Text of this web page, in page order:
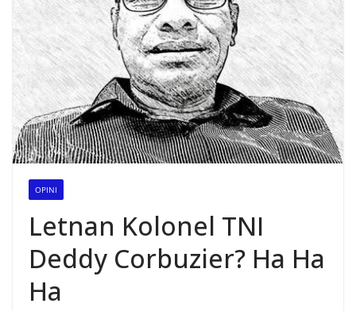
OPINI
Letnan Kolonel TNI
Deddy Corbuzier? Ha Ha
Ha